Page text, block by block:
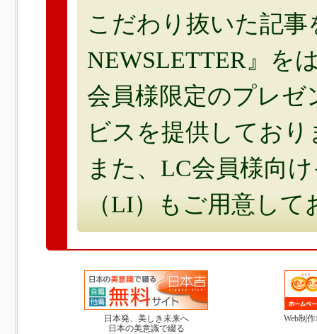
こだわり抜いた記
NEWSLETTER』を
会員様限定のプレ
ビスを提供しており
また、LC会員様向
（LI）もご用意し
日本発、美しき未来へ
日本の美意識で綴る
Web制